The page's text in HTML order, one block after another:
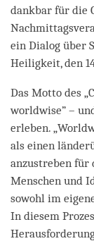
dankbar für die
ein Dialog über
Heiligkeit, den
Das Motto des
worldwise” –
erleben.
als einen
anzustreben für
Menschen und
sowohl im
In diesem